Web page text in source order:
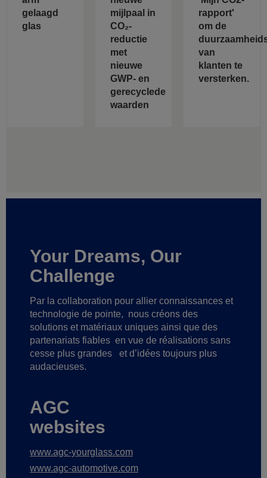
gelaagd
glas
mijlpaal in
CO₂-
reductie
met
nieuwe
GWP- en
gerecyclede
waarden
rapport'
om de
van
klanten te
versterken.
Your Dreams, Our
Challenge
Par la collaboration pour allier connaissances et
technologie de pointe, nous créons des
solutions et matériaux uniques ainsi que des
partenariats fiables en vue de réalisations sans
cesse plus grandes
et d’idées toujours plus
audacieuses.
AGC
websites
www.agc-yourglass.com
www.agc-automotive.com